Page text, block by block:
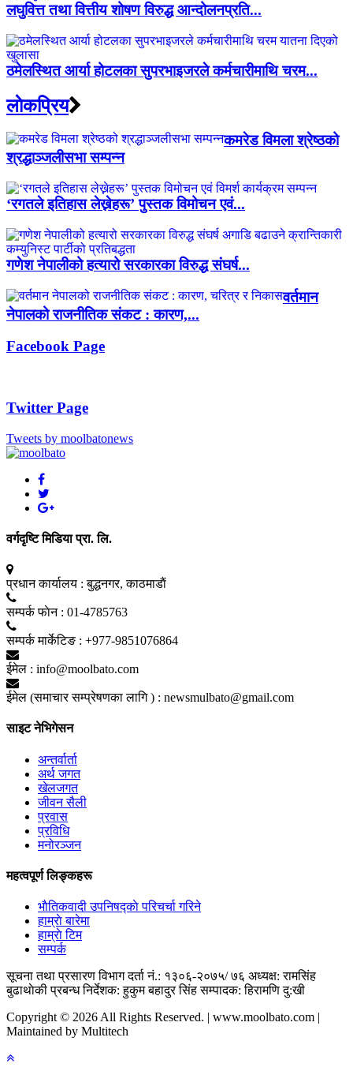
लघुवित्त तथा वित्तीय शोषण विरुद्ध आन्दोलनप्रति...
ठमेलस्थित आर्या होटलका सुपरभाइजरले कर्मचारीमाथि चरम...
लाेकप्रिय
कमरेड विमला श्रेष्ठको
श्रद्धाञ्जलीसभा सम्पन्न
‘रगतले इतिहास लेख्नेहरू’ पुस्तक विमोचन एवं...
गणेश नेपालीको हत्यारो सरकारका विरुद्ध संघर्ष...
वर्तमान
नेपालको राजनीतिक संकट : कारण,...
Facebook Page
Twitter Page
Tweets by moolbatonews
वर्गदृष्टि मिडिया प्रा. लि.
प्रधान कार्यालय : बुद्धनगर, काठमाडाैं
सम्पर्क फाेन : 01-4785763
सम्पर्क मार्केटिङ : +977-9851076864
ईमेल : info@moolbato.com
ईमेल (समाचार सम्प्रेषणका लागि ) : newsmulbato@gmail.com
साइट नेभिगेसन
अन्तर्वार्ता
अर्थ जगत
खेलजगत
जीवन सैली
प्रवास
प्रविधि
मनोरञ्जन
महत्वपूर्ण लिङ्कहरू
भाैतिकवादी उपनिषद्काे परिचर्चा गरिने
हाम्राे बारेमा
हाम्राे टिम
सम्पर्क
सूचना तथा प्रसारण विभाग दर्ता नं.: १३०६-२०७५/ ७६ अध्यक्ष: रामसिंह
बुढाथाेकी प्रबन्ध निर्देशक: हुकुम बहादुर सिंह सम्पादक: हिरामणि दु:खी
Copyright © 2026 All Rights Reserved. | www.moolbato.com |
Maintained by Multitech